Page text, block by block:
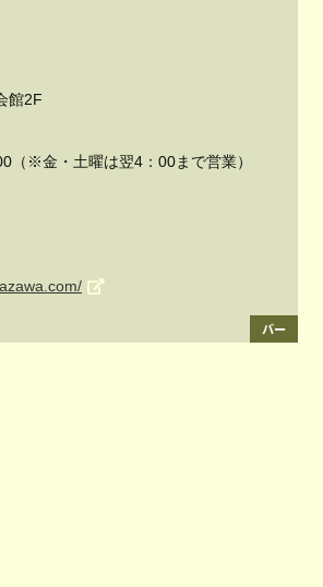
バー
館2F
（※金・土曜は翌4：00まで営業）